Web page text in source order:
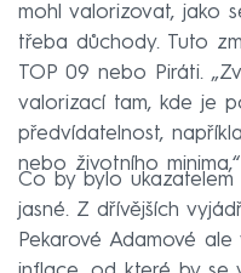
mohl valorizovat, jako
třeba důchody. Tuto
TOP 09 nebo Piráti.
valorizací tam, kde je
předvídatelnost,
nebo životního
Co by bylo
jasné. Z dřívějších
Pekarové Adamové